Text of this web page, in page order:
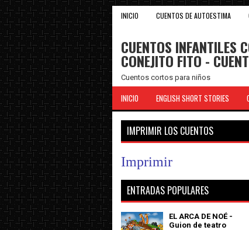
INICIO CUENTOS DE AUTOESTIMA
CUENTOS INFANTILES
CONEJITO FITO -
Cuentos cortos para niños
INICIO ENGLISH SHORT STORIES
IMPRIMIR LOS CUENTOS
Imprimir
ENTRADAS POPULARES
EL ARCA DE NOÉ -
Guion de teatro